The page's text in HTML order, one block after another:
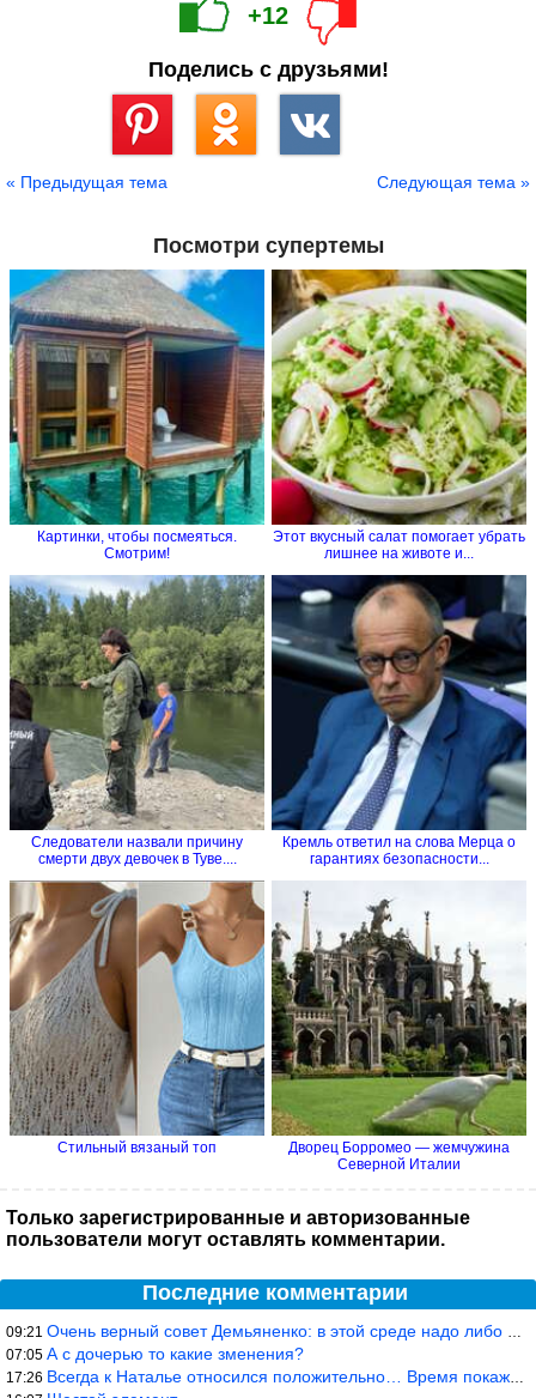
+12
Поделись с друзьями!
« Предыдущая тема Следующая тема »
Посмотри супертемы
Картинки, чтобы посмеяться.
Смотрим!
Этот вкусный салат помогает убрать
лишнее на животе и...
Следователи назвали причину
смерти двух девочек в Туве....
Кремль ответил на слова Мерца о
гарантиях безопасности...
Стильный вязаный топ
Дворец Борромео — жемчужина
Северной Италии
Только зарегистрированные и авторизованные
пользователи могут оставлять комментарии.
Последние комментарии
09:21 Очень верный совет Демьяненко: в этой среде надо либо иметь зубы
07:05 А с дочерью то какие зменения?
17:26 Всегда к Наталье относился положительно… Время покажет, что буде